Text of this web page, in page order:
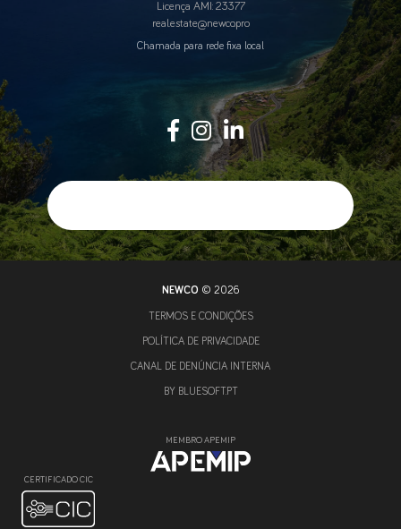
Licença AMI: 23377
real.estate@newco.pro
Chamada para rede fixa local
NEWCO © 2026
TERMOS E CONDIÇÕES
POLÍTICA DE PRIVACIDADE
CANAL DE DENÚNCIA INTERNA
BY BLUESOFT.PT
MEMBRO APEMIP
CERTIFICADO CIC